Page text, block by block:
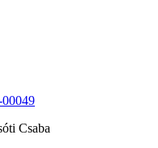
Csaba